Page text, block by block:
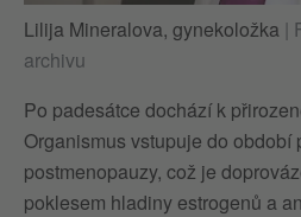
Lilija Mineralova, gynekoložka |
archivu
Po padesátce dochází k
Organismus vstupuje do období
postmenopauzy, což je
poklesem hladiny estrogenů a